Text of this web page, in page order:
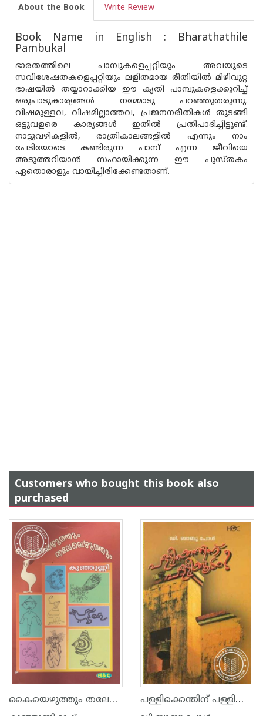
About the Book Write Review
Book Name in English : Bharathathile
Pambukal
ഭാരതത്തിലെ പാമ്പുകളെപ്പറ്റിയും അവയുടെ
സവിശേഷതകളെപ്പറ്റിയും ലളിതമായ രീതിയില്‍ മിഴിവുറ്റ
ഭാഷയില്‍ തയ്യാറാക്കിയ ഈ കൃതി പാമ്പുകളെക്കുറിച്ച്‌
ഒരുപാടുകാര്യങ്ങള്‍ നമ്മോടു പറഞ്ഞുതരുന്നു.
വിഷമുള്ളവ, വിഷമില്ലാത്തവ, പ്രജനനരീതികള്‍ തുടങ്ങി
ഒട്ടുവളരെ കാര്യങ്ങള്‍ ഇതില്‍ പ്രതിപാദിച്ചിട്ടുണ്ട്‌.
നാട്ടുവഴികളില്‍, രാത്രികാലങ്ങളില്‍ എന്നും നാം
പേടിയോടെ കണ്ടിരുന്ന പാമ്പ്‌ എന്ന ജീവിയെ
അടുത്തറിയാന്‍ സഹായിക്കുന്ന ഈ പുസ്‌തകം
ഏതൊരാളും വായിച്ചിരിക്കേണ്ടതാണ്‌.
Customers who bought this book also
purchased
കൈയെഴുത്തും തലേലെഴുത്തും പള്ളിക്കെന്തിന്‌ പള്ളിക്കൂടം